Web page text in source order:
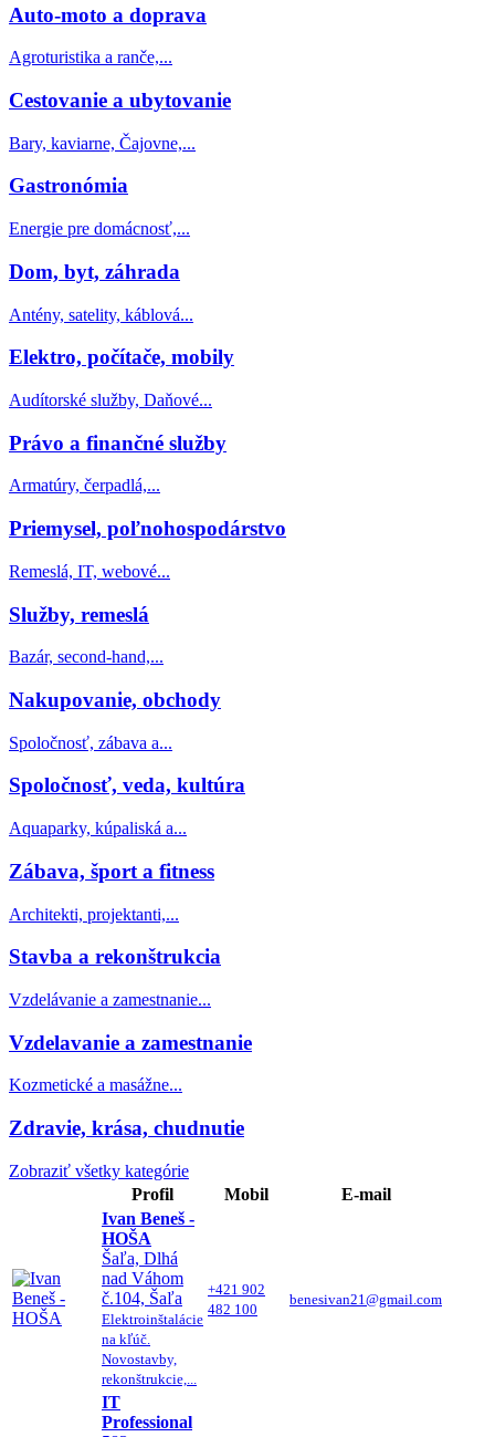
Auto-moto a doprava
Agroturistika a ranče,...
Cestovanie a ubytovanie
Bary, kaviarne, Čajovne,...
Gastronómia
Energie pre domácnosť,...
Dom, byt, záhrada
Antény, satelity, káblová...
Elektro, počítače, mobily
Audítorské služby, Daňové...
Právo a finančné služby
Armatúry, čerpadlá,...
Priemysel, poľnohospodárstvo
Remeslá, IT, webové...
Služby, remeslá
Bazár, second-hand,...
Nakupovanie, obchody
Spoločnosť, zábava a...
Spoločnosť, veda, kultúra
Aquaparky, kúpaliská a...
Zábava, šport a fitness
Architekti, projektanti,...
Stavba a rekonštrukcia
Vzdelávanie a zamestnanie...
Vzdelavanie a zamestnanie
Kozmetické a masážne...
Zdravie, krása, chudnutie
Zobraziť všetky kategórie
Profil
Mobil
E-mail
Ivan Beneš -
HOŠA
Šaľa, Dlhá
nad Váhom
č.104, Šaľa
Elektroinštalácie
na kľúč.
Novostavby,
rekonštrukcie,...
+421 902
482 100
benesivan21@gmail.com
IT
Professional